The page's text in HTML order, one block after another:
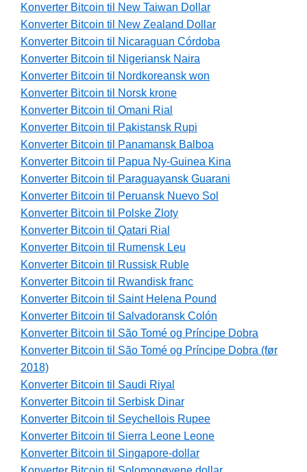
Konverter Bitcoin til New Taiwan Dollar
Konverter Bitcoin til New Zealand Dollar
Konverter Bitcoin til Nicaraguan Córdoba
Konverter Bitcoin til Nigeriansk Naira
Konverter Bitcoin til Nordkoreansk won
Konverter Bitcoin til Norsk krone
Konverter Bitcoin til Omani Rial
Konverter Bitcoin til Pakistansk Rupi
Konverter Bitcoin til Panamansk Balboa
Konverter Bitcoin til Papua Ny-Guinea Kina
Konverter Bitcoin til Paraguayansk Guarani
Konverter Bitcoin til Peruansk Nuevo Sol
Konverter Bitcoin til Polske Zloty
Konverter Bitcoin til Qatari Rial
Konverter Bitcoin til Rumensk Leu
Konverter Bitcoin til Russisk Ruble
Konverter Bitcoin til Rwandisk franc
Konverter Bitcoin til Saint Helena Pound
Konverter Bitcoin til Salvadoransk Colón
Konverter Bitcoin til São Tomé og Príncipe Dobra
Konverter Bitcoin til São Tomé og Príncipe Dobra (før
2018)
Konverter Bitcoin til Saudi Riyal
Konverter Bitcoin til Serbisk Dinar
Konverter Bitcoin til Seychellois Rupee
Konverter Bitcoin til Sierra Leone Leone
Konverter Bitcoin til Singapore-dollar